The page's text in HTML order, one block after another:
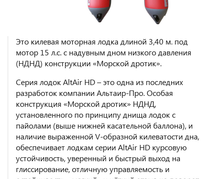
Это килевая моторная лодка длиной 3,40 м. под
мотор 15 л.с. с надувным дном низкого давления
(НДНД) конструкции «Морской дротик».
Серия лодок AltAir HD – это одна из последних
разработок компании Альтаир-Про. Особая
конструкция «Морской дротик» НДНД,
установленного по принципу днища лодок с
пайолами (выше нижней касательной баллона), и
наличие выраженной V-образной килеватости дна,
обеспечивает лодкам серии AltAir HD курсовую
устойчивость, уверенный и быстрый выход на
глиссирование, отличную управляемость и